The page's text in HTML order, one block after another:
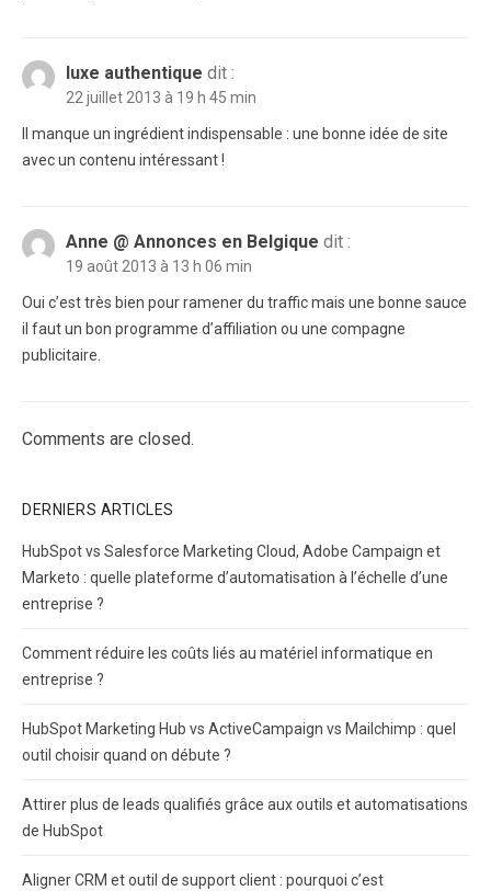
luxe authentique dit :
22 juillet 2013 à 19 h 45 min
Il manque un ingrédient indispensable : une bonne idée de site
avec un contenu intéressant !
Anne @ Annonces en Belgique dit :
19 août 2013 à 13 h 06 min
Oui c’est très bien pour ramener du traffic mais une bonne sauce
il faut un bon programme d’affiliation ou une compagne
publicitaire.
Comments are closed.
DERNIERS ARTICLES
HubSpot vs Salesforce Marketing Cloud, Adobe Campaign et
Marketo : quelle plateforme d’automatisation à l’échelle d’une
entreprise ?
Comment réduire les coûts liés au matériel informatique en
entreprise ?
HubSpot Marketing Hub vs ActiveCampaign vs Mailchimp : quel
outil choisir quand on débute ?
Attirer plus de leads qualifiés grâce aux outils et automatisations
de HubSpot
Aligner CRM et outil de support client : pourquoi c’est